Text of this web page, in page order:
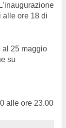
alle ore 18 di
al 25 maggio
su
alle ore 23.00